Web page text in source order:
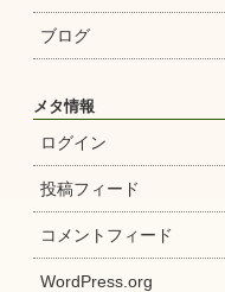
ブログ
メタ情報
ログイン
投稿フィード
コメントフィード
WordPress.org